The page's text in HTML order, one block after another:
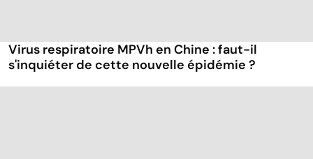
Virus respiratoire MPVh en Chine : faut-il
s'inquiéter de cette nouvelle épidémie ?